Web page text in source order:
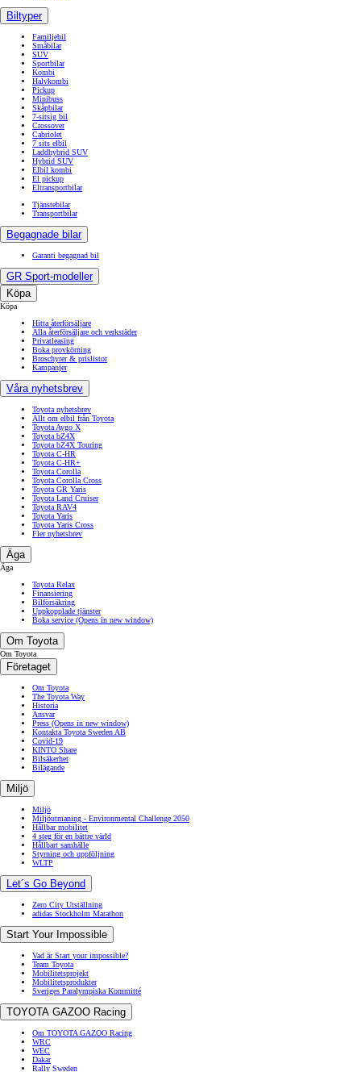
Biltyper
Familjebil
Småbilar
SUV
Sportbilar
Kombi
Halvkombi
Pickup
Minibuss
Skåpbilar
7-sitsig bil
Crossover
Cabriolet
7 sits elbil
Laddhybrid SUV
Hybrid SUV
Elbil kombi
El pickup
Eltransportbilar
Tjänstebilar
Transportbilar
Begagnade bilar
Garanti begagnad bil
GR Sport-modeller
Köpa
Köpa
Hitta återförsäljare
Alla återförsäljare och verkstäder
Privatleasing
Boka provkörning
Broschyrer & prislistor
Kampanjer
Våra nyhetsbrev
Toyota nyhetsbrev
Allt om elbil från Toyota
Toyota Aygo X
Toyota bZ4X
Toyota bZ4X Touring
Toyota C-HR
Toyota C-HR+
Toyota Corolla
Toyota Corolla Cross
Toyota GR Yaris
Toyota Land Cruiser
Toyota RAV4
Toyota Yaris
Toyota Yaris Cross
Fler nyhetsbrev
Äga
Äga
Toyota Relax
Finansiering
Bilförsäkring
Uppkopplade tjänster
Boka service (Opens in new window)
Om Toyota
Om Toyota
Företaget
Om Toyota
The Toyota Way
Historia
Ansvar
Press (Opens in new window)
Kontakta Toyota Sweden AB
Covid-19
KINTO Share
Bilsäkerhet
Bilägande
Miljö
Miljö
Miljöutmaning - Environmental Challenge 2050
Hållbar mobilitet
4 steg för en bättre värld
Hållbart samhälle
Styrning och uppföljning
WLTP
Let´s Go Beyond
Zero City Utställning
adidas Stockholm Marathon
Start Your Impossible
Vad är Start your impossible?
Team Toyota
Mobilitetsprojekt
Mobilitetsprodukter
Sveriges Paralympiska Kommitté
TOYOTA GAZOO Racing
Om TOYOTA GAZOO Racing
WRC
WEC
Dakar
Rally Sweden